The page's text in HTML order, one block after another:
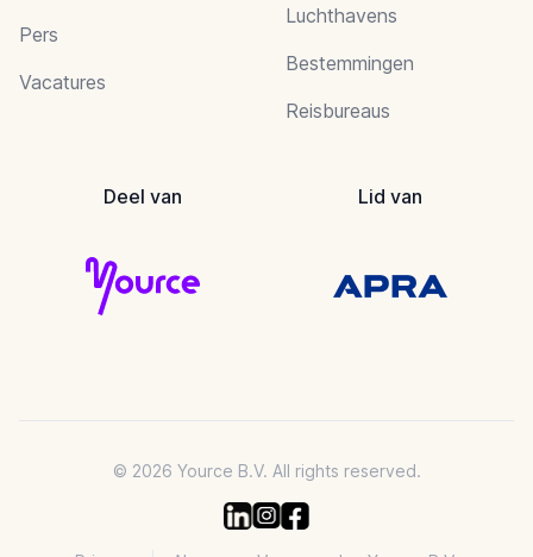
Pers
Vacatures
Luchthavens
Bestemmingen
Reisbureaus
Deel van Lid van
© 2026 Yource B.V. All rights reserved.